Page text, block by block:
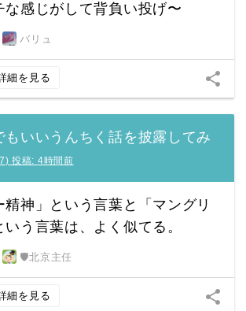
な感じがして背負い投げ〜
バリュ
細を見る share
もいいうんちく話を披露してみ
7)投稿: 4時間前
精神」という言葉と「マングリ
う言葉は、よく似てる。
🛡北京主任
細を見る share